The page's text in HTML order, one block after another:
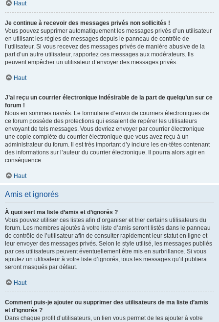
Haut
Je continue à recevoir des messages privés non sollicités !
Vous pouvez supprimer automatiquement les messages privés d’un utilisateur
en utilisant les règles de messages depuis le panneau de contrôle de
l’utilisateur. Si vous recevez des messages privés de manière abusive de la
part d’un autre utilisateur, rapportez ces messages aux modérateurs. Ils
peuvent empêcher un utilisateur d’envoyer des messages privés.
Haut
J’ai reçu un courrier électronique indésirable de la part de quelqu’un sur ce
forum !
Nous en sommes navrés. Le formulaire d’envoi de courriers électroniques de
ce forum possède des protections qui essaient de repérer les utilisateurs
envoyant de tels messages. Vous devriez envoyer par courrier électronique
une copie complète du courrier électronique que vous avez reçu à un
administrateur du forum. Il est très important d’y inclure les en-têtes contenant
des informations sur l’auteur du courrier électronique. Il pourra alors agir en
conséquence.
Haut
Amis et ignorés
À quoi sert ma liste d’amis et d’ignorés ?
Vous pouvez utiliser ces listes afin d’organiser et trier certains utilisateurs du
forum. Les membres ajoutés à votre liste d’amis seront listés dans le panneau
de contrôle de l’utilisateur afin de consulter rapidement leur statut en ligne et
leur envoyer des messages privés. Selon le style utilisé, les messages publiés
par ces utilisateurs peuvent éventuellement être mis en surbrillance. Si vous
ajoutez un utilisateur à votre liste d’ignorés, tous les messages qu’il publiera
seront masqués par défaut.
Haut
Comment puis-je ajouter ou supprimer des utilisateurs de ma liste d’amis
et d’ignorés ?
Dans chaque profil d’utilisateurs, un lien vous permet de les ajouter à votre